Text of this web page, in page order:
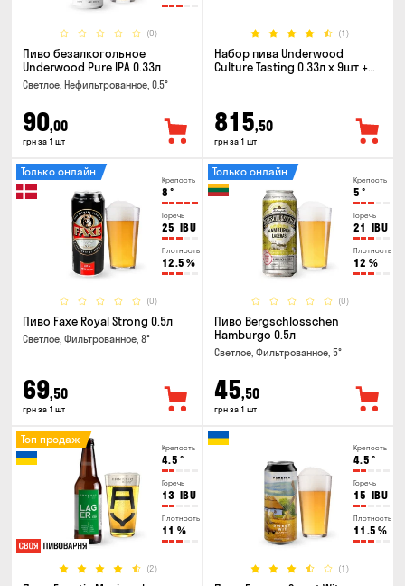
(0)
Пиво безалкогольное
Underwood Pure IPA 0.33л
Светлое, Нефильтрованное, 0.5°
90,00
грн за 1 шт
(1)
Набор пива Underwood
Culture Tasting 0.33л x 9шт +
815,50
грн за 1 шт
Крепость
8 °
Горечь
25 IBU
Плотность
12.5 %
(0)
Только онлайн
Пиво Faxe Royal Strong 0.5л
Светлое, Фильтрованное, 8°
69,50
грн за 1 шт
Крепость
5 °
Горечь
21 IBU
Плотность
12 %
(0)
Только онлайн
Пиво Bergschlosschen
Hamburgo 0.5л
Светлое, Фильтрованное, 5°
45,50
грн за 1 шт
Крепость
4.5 °
Горечь
13 IBU
Плотность
11 %
(2)
Топ продаж
Крепость
4.5 °
Горечь
15 IBU
Плотность
11.5 %
(1)